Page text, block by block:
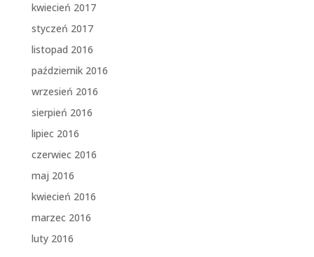
kwiecień 2017
styczeń 2017
listopad 2016
październik 2016
wrzesień 2016
sierpień 2016
lipiec 2016
czerwiec 2016
maj 2016
kwiecień 2016
marzec 2016
luty 2016